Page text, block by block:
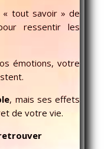
« tout savoir » de
ressentir les
émotions, votre
, mais ses effets
de votre vie.